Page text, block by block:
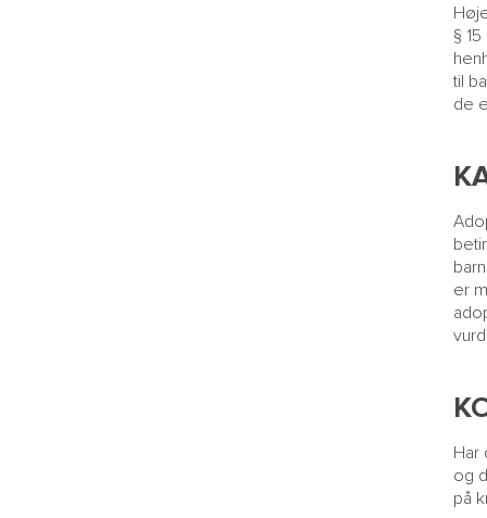
§
til
de
er
Har
og
på